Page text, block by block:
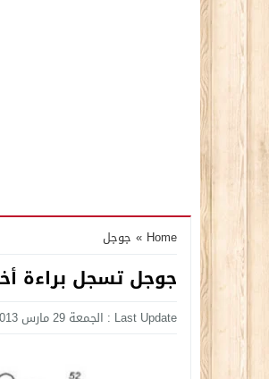
Home
» جوجل
جوجل تسجل براءة
Last Update : الجمعة 29 مارس 2013 - 9:27 صباحًا